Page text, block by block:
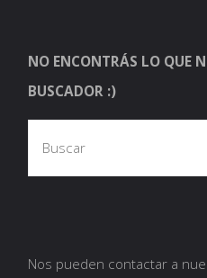
NO ENCONTRÁS LO QUE
BUSCADOR :)
Nos pueden contactar a